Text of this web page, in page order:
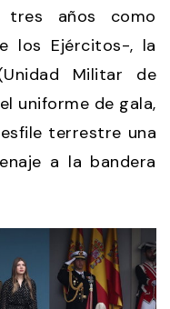
tres años como
los Ejércitos-, la
Militar de
uniforme de gala,
terrestre una
a la bandera